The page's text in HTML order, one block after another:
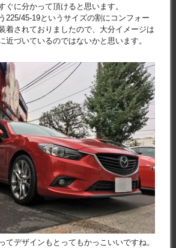
ぐに分かって頂けると思います。
225/45-19というサイズの割にコンフォー
着されておりましたので、大分イメージは
近づいているのではないかと思います。
てデザインもとってもかっこいいですね。